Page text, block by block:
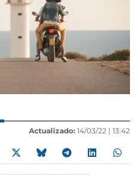
Actualizado: 14/03/22 | 13:42